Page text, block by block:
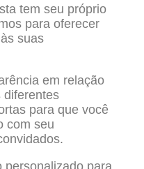
tem seu próprio
para oferecer
suas
em relação
diferentes
para que você
com seu
personalizado para